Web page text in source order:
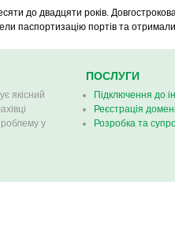
до двадцяти років.
паспортизацію портів та
якісний
у
ПОСЛУГИ
Підключення до
Реєстрація
Розробка та